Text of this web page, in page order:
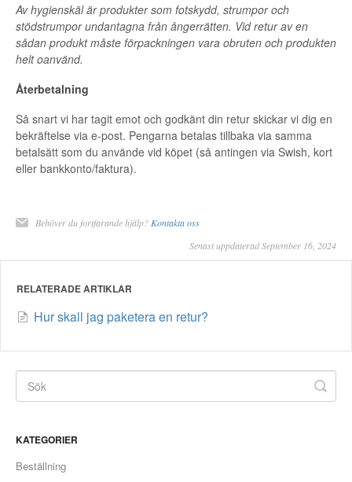
Av hygienskäl är produkter som fotskydd, strumpor och
stödstrumpor undantagna från ångerrätten. Vid retur av en
sådan produkt måste förpackningen vara obruten och produkten
helt oanvänd.
Återbetalning
Så snart vi har tagit emot och godkänt din retur skickar vi dig en
bekräftelse via e-post. Pengarna betalas tillbaka via samma
betalsätt som du använde vid köpet (så antingen via Swish, kort
eller bankkonto/faktura).
Behöver du fortfarande hjälp? Kontakta oss
Senast uppdaterad September 16, 2024
RELATERADE ARTIKLAR
Hur skall jag paketera en retur?
KATEGORIER
Beställning